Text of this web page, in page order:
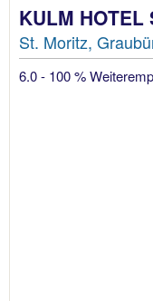
KULM HOTEL
St. Moritz,
6.0 - 100 %